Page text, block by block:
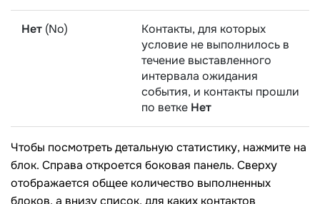
Нет (No)
Контакты, для которых
условие не выполнилось в
течение выставленного
интервала ожидания
события, и контакты прошли
по ветке Нет
Чтобы посмотреть детальную статистику, нажмите на
блок. Справа откроется боковая панель. Сверху
отображается общее количество выполненных